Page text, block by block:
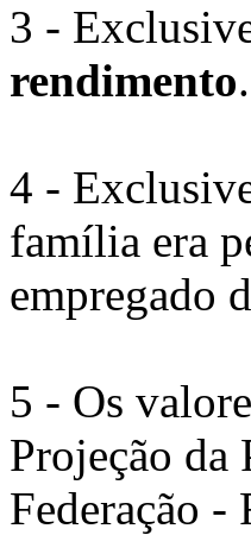
3 -
rendimento.
4 -
família era
empregado
5 - Os
Projeção da
Federação -